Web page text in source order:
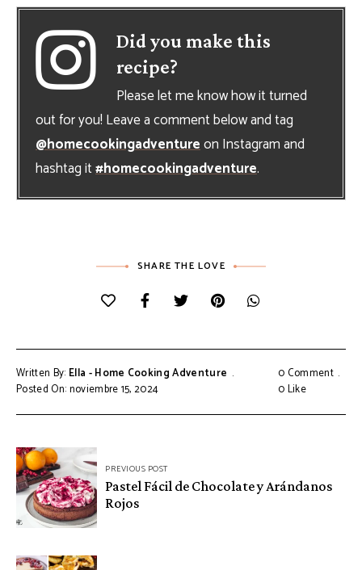
Did you make this
recipe?
Please let me know how it turned
out for you! Leave a comment below and tag
@homecookingadventureon Instagram and
hashtag it#homecookingadventure.
SHARE THE LOVE
Written By: Ella - Home Cooking Adventure
Posted On: noviembre 15, 2024
0 Comment
0Like
Navegación
de
entradas
PREVIOUS POST
Pastel Fácil de Chocolate y Arándanos
Rojos